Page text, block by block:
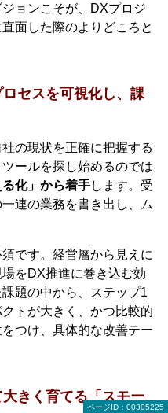
ョンこそが、DXプロジ
面した際のよりどころと
セスを可視化し、課
の現状を正確に把握する
ールを探し始めるのでは
化」から着手します。受
連の業務を書き出し、ム
です。経営層から見えに
をDX推進に巻き込む効
題の中から、ステップ1
トが大きく、かつ比較的
つけ、具体的な改善テー
きく育てる「スモー
ページID：00305225